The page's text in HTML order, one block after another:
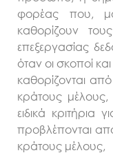
φορέας που,
καθορίζουν
επεξεργασίας
όταν οι σκοποί
καθορίζονται
κράτους
ειδικά
προβλέπονται
κράτους μέλους,